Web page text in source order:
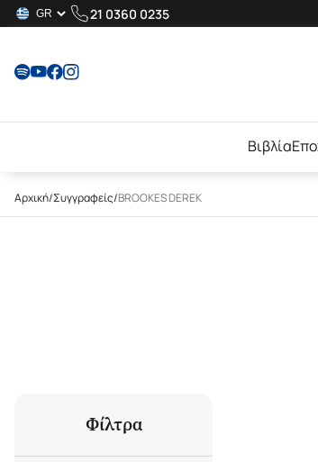
21 0360 0235
Βιβλία
Αρχική/Συγγραφείς/BROOKES DEREK
Φίλτρα